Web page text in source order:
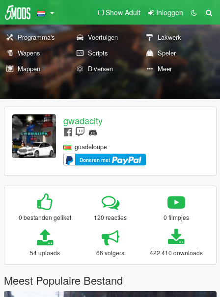
Show Adult Inloggen
Programma's Voertuigen
Lakwerk
Wapens
Scripts
Speler
Mappen
Diversen Meer
gwadacity
guadeloupe
Doneren met
0 bestanden geliket 120 reacties 0 filmpjes
54 uploads 66 volgers 422.410 downloads
Meest Populaire Bestand